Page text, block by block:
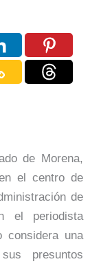
de Morena,
el centro de
de
el periodista
considera una
presuntos